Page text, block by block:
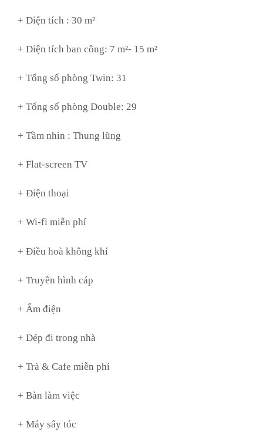
+ Diện tích : 30 m²
+ Diện tích ban công: 7 m²- 15 m²
+ Tổng số phòng Twin: 31
+ Tổng số phòng Double: 29
+ Tầm nhìn : Thung lũng
+ Flat-screen TV
+ Điện thoại
+ Wi-fi miễn phí
+ Điều hoà không khí
+ Truyền hình cáp
+ Ấm điện
+ Dép đi trong nhà
+ Trà & Cafe miễn phí
+ Bàn làm việc
+ Máy sấy tóc